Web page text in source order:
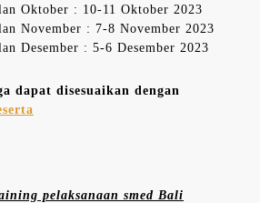
Oktober : 10-11 Oktober 2023
November : 7-8 November 2023
Desember : 5-6 Desember 2023
dapat disesuaikan dengan
pelaksanaan smed Bali